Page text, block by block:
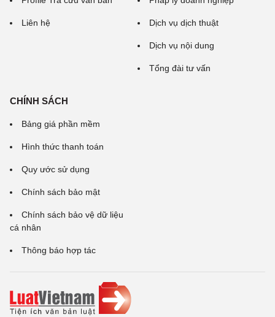
Liên hệ Dịch vụ dịch thuật
Dịch vụ nội dung
Tổng đài tư vấn
CHÍNH SÁCH
Bảng giá phần mềm
Hình thức thanh toán
Quy ước sử dụng
Chính sách bảo mật
Chính sách bảo vệ dữ liệu
cá nhân
Thông báo hợp tác